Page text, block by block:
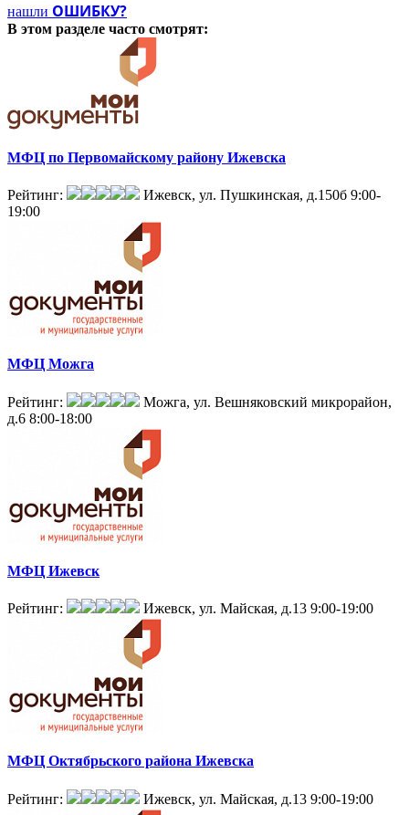
нашли ОШИБКУ?
В этом разделе часто смотрят:
МФЦ по Первомайскому району Ижевска
Рейтинг: Ижевск, ул. Пушкинская, д.150б 9:00-
19:00
МФЦ Можга
Рейтинг:
Можга, ул. Вешняковский микрорайон,
д.6 8:00-18:00
МФЦ Ижевск
Рейтинг: Ижевск, ул. Майская, д.13 9:00-19:00
МФЦ Октябрьского района Ижевска
Рейтинг: Ижевск, ул. Майская, д.13 9:00-19:00